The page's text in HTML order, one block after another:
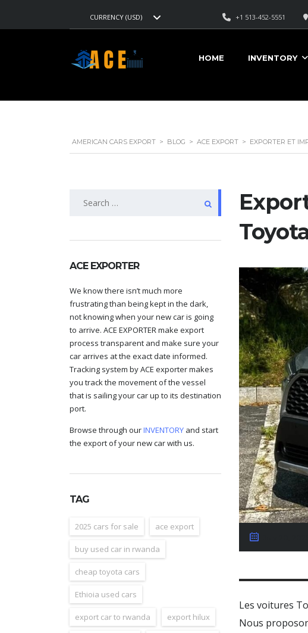
CURRENCY (USD) +1 513-452-5551
HOME INVENTORY
AMERICAN CARS EXPORT > BLOG > ACE EXPORT > EXPORTER ET
ACE EXPORTER
We know there isn’t much more
frustrating than being kept in the dark,
not knowing when your new car is going
to arrive. ACE EXPORTER make export
process transparent and make sure your
car arrives at the exact date informed.
Tracking system by ACE exporter makes
you track the movement of the vessel
that is sailing your car up to its destination
port.
Browse through ourINVENTORY and start
the export of your new car with us.
TAG
2025 cars for sale ace export
buy used car in rwanda
cheap toyota cars
Ethioia used cars
export car to rwanda export hilux
Les voitures
Nous